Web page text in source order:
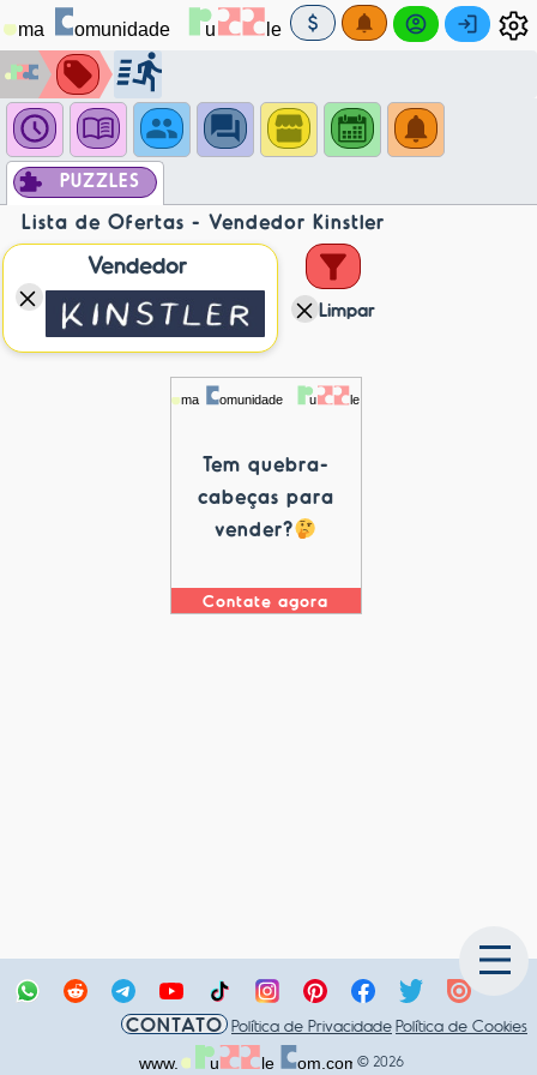
PUZZLES
Lista de Ofertas - Vendedor Kinstler
Vendedor
Limpar
Tem quebra-
cabeças para
vender?
Contate agora
CONTATO Política de PrivacidadePolítica de Cookies
© 2026